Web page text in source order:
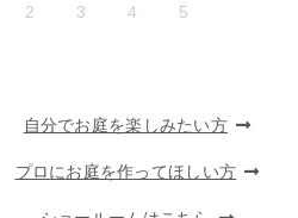
2 3 4 5
自分でお庭を楽しみたい方
プロにお庭を作ってほしい方